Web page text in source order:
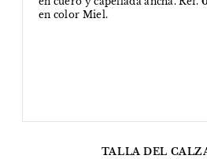
en color Miel.
TALLA DEL